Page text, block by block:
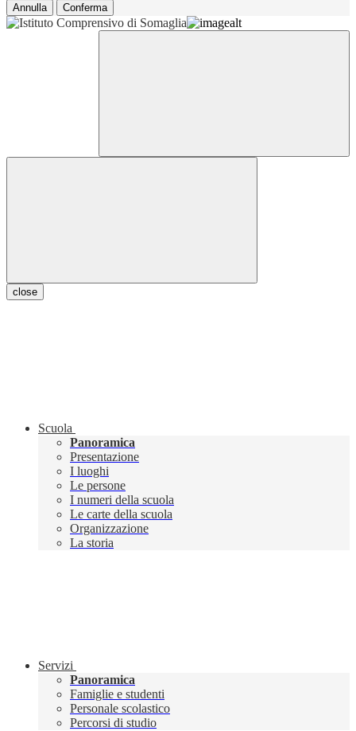
Annulla Conferma
close
Scuola
Panoramica
Presentazione
I luoghi
Le persone
I numeri della scuola
Le carte della scuola
Organizzazione
La storia
Servizi
Panoramica
Famiglie e studenti
Personale scolastico
Percorsi di studio